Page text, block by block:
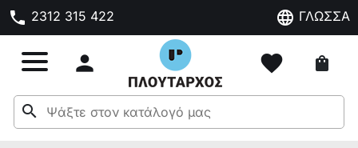
phone 2312 315 422 language ΓΛΩΣΣΑ
 favorite shopping_bag
search